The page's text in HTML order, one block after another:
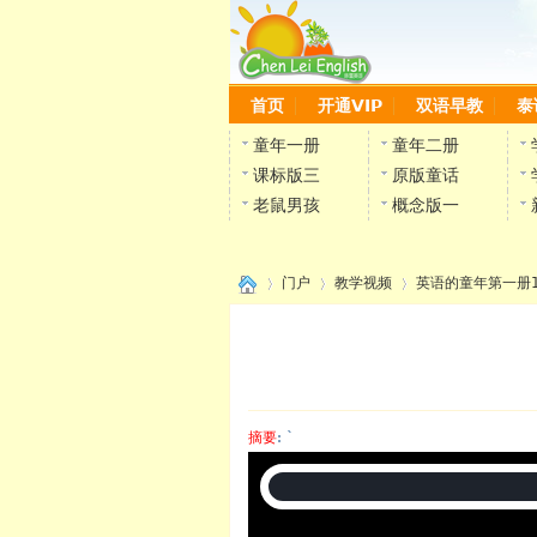
首页 开通VIP 双语早教 泰
童年一册 童年二册
课标版三
原版童话
老鼠男孩
概念版一
陈雷
门户 教学视频 英语的童年第一册
摘要: `